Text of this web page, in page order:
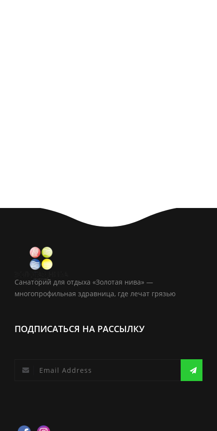
Санаторий для отдыха «Золотая нива» —
многопрофильная здравница, где лечат грязью
ПОДПИСАТЬСЯ НА РАССЫЛКУ